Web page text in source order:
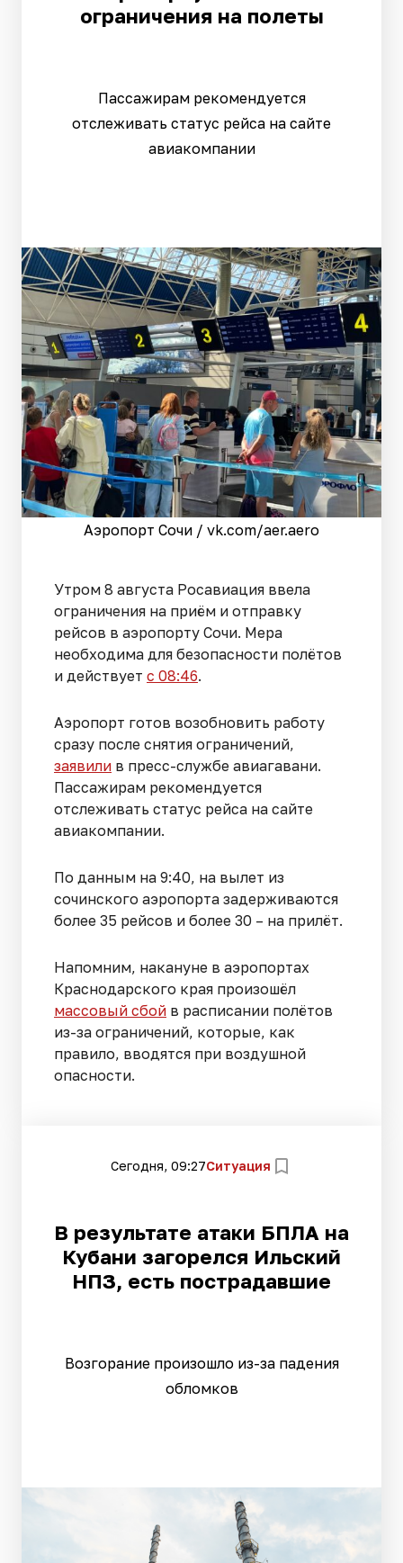
ограничения на полеты
Пассажирам рекомендуется
отслеживать статус рейса на сайте
авиакомпании
Аэропорт Сочи / vk.com/aer.aero
Утром 8 августа Росавиация ввела
ограничения на приём и отправку
рейсов в аэропорту Сочи. Мера
необходима для безопасности полётов
и действует с 08:46.
Аэропорт готов возобновить работу
сразу после снятия ограничений,
заявили в пресс-службе авиагавани.
Пассажирам рекомендуется
отслеживать статус рейса на сайте
авиакомпании.
По данным на 9:40, на вылет из
сочинского аэропорта задерживаются
более 35 рейсов и более 30 – на прилёт.
Напомним, накануне в аэропортах
Краснодарского края произошёл
массовый сбой в расписании полётов
из-за ограничений, которые, как
правило, вводятся при воздушной
опасности.
Сегодня, 09:27Ситуация
В результате атаки БПЛА на
Кубани загорелся Ильский
НПЗ, есть пострадавшие
Возгорание произошло из-за падения
обломков